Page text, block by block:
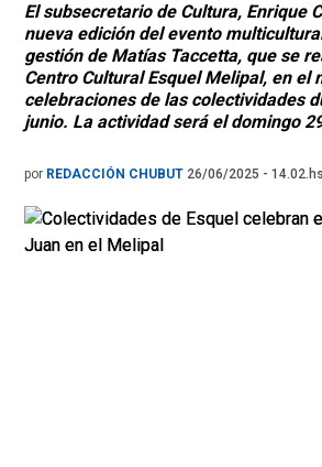
El subsecretario de Cultura, Enrique
nueva edición del evento
gestión de Matías Taccetta, que se
Centro Cultural Esquel Melipal, en el
celebraciones de las colectividades
junio. La actividad será el domingo
por REDACCIÓN CHUBUT 26/06/2025 - 14.02.hs